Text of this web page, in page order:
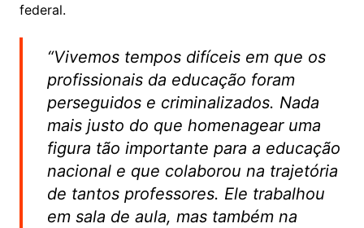
federal.
“Vivemos tempos difíceis em que os
profissionais da educação foram
perseguidos e criminalizados. Nada
mais justo do que homenagear uma
figura tão importante para a educação
nacional e que colaborou na trajetória
de tantos professores. Ele trabalhou
em sala de aula, mas também na